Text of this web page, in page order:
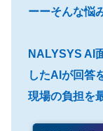
ーーそんな悩
NALYSYS AI
したAIが回答
現場の負担を